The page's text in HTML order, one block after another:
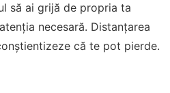
să ai grijă de propria ta
necesară. Distanțarea
că te pot pierde.